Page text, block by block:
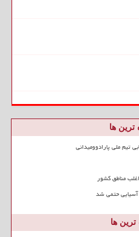
ترین ها
تیم ملی پارادوومیدانی
مناطق کشور
آسیایی حتمی شد
ها